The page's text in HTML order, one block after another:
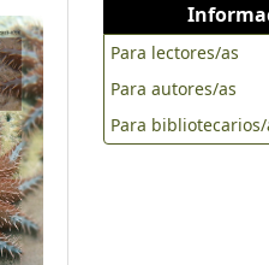
Para lectores/as
Para autores/as
Para bibliotecarios/